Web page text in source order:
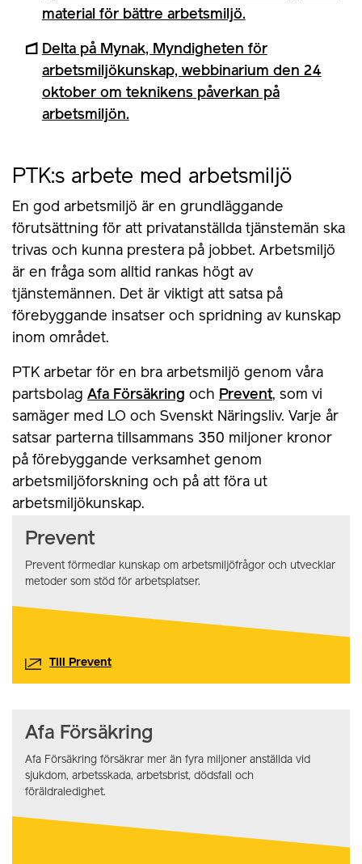
material för bättre arbetsmiljö.
Delta på Mynak, Myndigheten för
arbetsmiljökunskap, webbinarium den 24
oktober om teknikens påverkan på
arbetsmiljön.
PTK:s arbete med arbetsmiljö
En god arbetsmiljö är en grundläggande
förutsättning för att privatanställda tjänstemän ska
trivas och kunna prestera på jobbet. Arbetsmiljö
är en fråga som alltid rankas högt av
tjänstemännen. Det är viktigt att satsa på
förebyggande insatser och spridning av kunskap
inom området.
PTK arbetar för en bra arbetsmiljö genom våra
partsbolag Afa Försäkring och Prevent, som vi
samäger med LO och Svenskt Näringsliv. Varje år
satsar parterna tillsammans 350 miljoner kronor
på förebyggande verksamhet genom
arbetsmiljöforskning och på att föra ut
arbetsmiljökunskap.
Prevent
Prevent förmedlar kunskap om arbetsmiljöfrågor och utvecklar
metoder som stöd för arbetsplatser.
Till Prevent
Afa Försäkring
Afa Försäkring försäkrar mer än fyra miljoner anställda vid
sjukdom, arbetsskada, arbetsbrist, dödsfall och
föräldraledighet.